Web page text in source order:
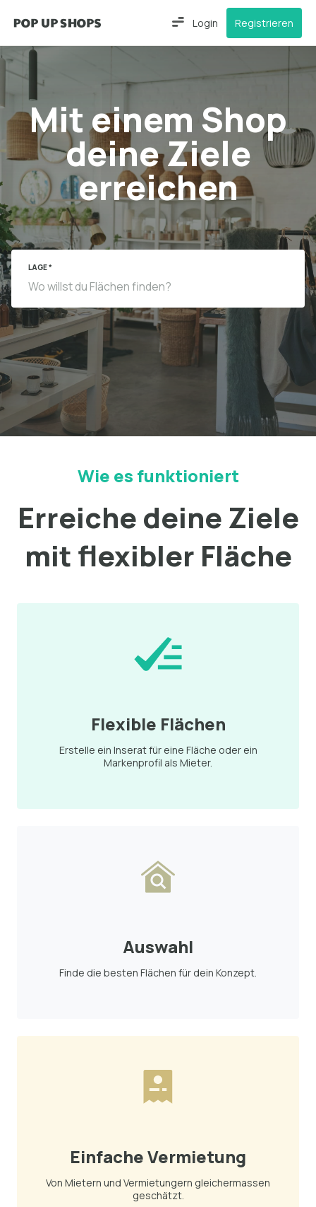
Login Registrieren
Mit einem Shop
deine Ziele
erreichen
LAGE *
Wie es funktioniert
Erreiche deine Ziele
mit flexibler Fläche
Flexible Flächen
Erstelle ein Inserat für eine Fläche oder ein
Markenprofil als Mieter.
Auswahl
Finde die besten Flächen für dein Konzept.
Einfache Vermietung
Von Mietern und Vermietungern gleichermassen
geschätzt.